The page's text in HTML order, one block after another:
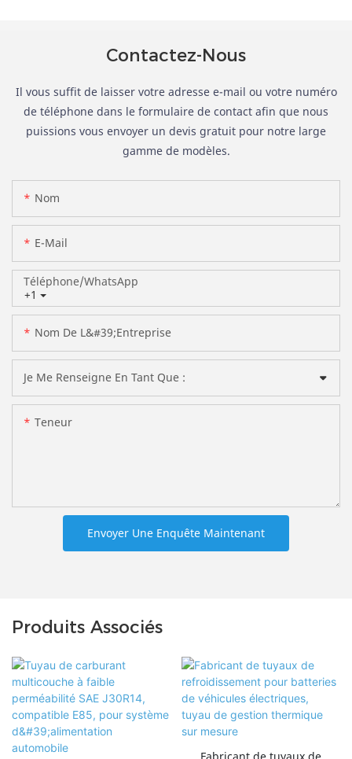
Contactez-Nous
Il vous suffit de laisser votre adresse e-mail ou votre numéro
de téléphone dans le formulaire de contact afin que nous
puissions vous envoyer un devis gratuit pour notre large
gamme de modèles.
Nom
E-Mail
+1
Téléphone/WhatsApp
Nom De L&#39;entreprise
Je Me Renseigne En Tant Que :
Teneur
Envoyer Une Enquête Maintenant
Produits Associés